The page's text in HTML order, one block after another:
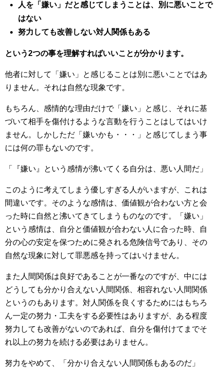
人を「嫌い」だと感じてしまうことは、別に悪いことで
はない
努力しても改善しない対人関係もある
という2つの事を理解すればいいことが分かります。
他者に対して「嫌い」と感じることは別に悪いことではあ
りません。それは自然な現象です。
もちろん、感情的な理由だけで「嫌い」と感じ、それに基
づいて相手を傷付けるような言動を行うことはしてはいけ
ません。しかしただ「嫌いかも・・・」と感じてしまう事
には何の罪もないのです。
「『嫌い』という感情が沸いてくる自分は、悪い人間だ」
このように考えてしまう優しすぎる人がいますが、これは
間違いです。そのような感情は、価値観が合わない方と会
った時に自然と沸いてきてしまうものなのです。「嫌い」
という感情は、自分と価値観が合わない人に合った時、自
分の心の安定を保つために発される危険信号であり、その
自然な現象に対して罪悪感を持ってはいけません。
また人間関係は良好であることが一番なのですが、中には
どうしても分かり合えない人間関係、相容れない人間関係
というのもあります。対人関係を良くするためにはもちろ
ん一定の努力・工夫をする必要性はありますが、ある程度
努力しても改善がないのであれば、自分を傷付けてまでそ
れ以上の努力を続ける必要はありません。
努力をやめて、「分かり合えない人間関係もあるのだ」